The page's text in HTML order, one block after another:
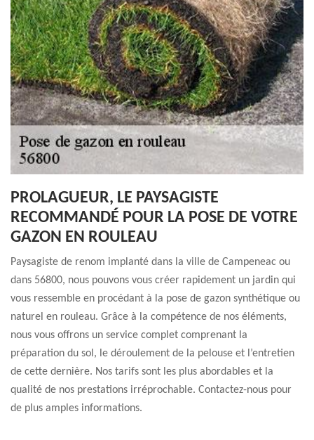
PROLAGUEUR, LE PAYSAGISTE
RECOMMANDÉ POUR LA POSE DE VOTRE
GAZON EN ROULEAU
Paysagiste de renom implanté dans la ville de Campeneac ou
dans 56800, nous pouvons vous créer rapidement un jardin qui
vous ressemble en procédant à la pose de gazon synthétique ou
naturel en rouleau. Grâce à la compétence de nos éléments,
nous vous offrons un service complet comprenant la
préparation du sol, le déroulement de la pelouse et l’entretien
de cette dernière. Nos tarifs sont les plus abordables et la
qualité de nos prestations irréprochable. Contactez-nous pour
de plus amples informations.